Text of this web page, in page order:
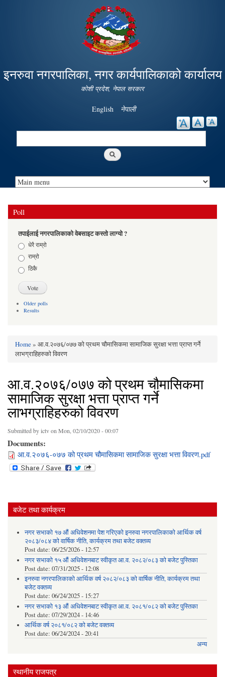
Skip to
main
content
इनरुवा नगरपालिका, नगर कार्यपालिकाको कार्यालय
कोशी प्रदेश, नेपाल सरकार
English नेपाली
Search
Poll
तपाईलाई नगरपालिकाको वेबसाइट कस्तो लाग्यो ?
Choicesधेरै राम्रो
राम्रो
ठिकै
Older polls
Results
You are here
Home» आ.व.२०७६/०७७ को प्रथम चौमासिकमा सामाजिक सुरक्षा भत्ता प्राप्त गर्ने
लाभग्राहिहरुको विवरण
आ.व.२०७६/०७७ को प्रथम चौमासिकमा
सामाजिक सुरक्षा भत्ता प्राप्त गर्ने
लाभग्राहिहरुको विवरण
Submitted byictvon Mon, 02/10/2020 - 00:07
Documents:
आ.व.२०७६-०७७ को प्रथम चौमासिकमा सामाजिक सुरक्षा भत्ता विवरण.pdf
बजेट तथा कार्यक्रम
नगर सभाको १७ औं अधिवेशनमा पेश गरिएको इनरुवा नगरपालिकाको आर्थिक वर्ष
२०८३/०८४ को वार्षिक नीति, कार्यक्रम तथा बजेट वक्तव्य
Post date: 06/25/2026 - 12:57
नगर सभाको १५ औं अधिवेशनबाट स्वीकृत आ.व. २०८२/०८३ को बजेट पुस्तिका
Post date: 07/31/2025 - 12:08
इनरुवा नगरपालिकाको आर्थिक वर्ष २०८२/०८३ को वार्षिक नीति, कार्यक्रम तथा
बजेट वक्तव्य
Post date: 06/24/2025 - 15:27
नगर सभाको १३ औं अधिवेशनबाट स्वीकृत आ.व. २०८१/०८२ को बजेट पुस्तिका
Post date: 07/29/2024 - 14:46
आर्थिक वर्ष २०८१/०८२ को बजेट वक्तव्य
Post date: 06/24/2024 - 20:41
अन्य
स्थानीय राजपत्र